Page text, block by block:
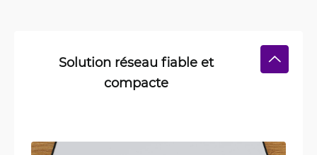
Solution réseau fiable et
compacte